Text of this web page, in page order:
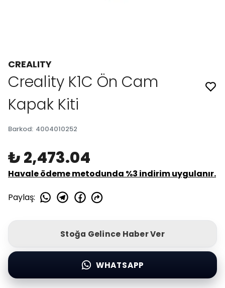
CREALITY
Creality K1C Ön Cam
Kapak Kiti
Barkod: 4004010252
₺ 2,473.04
Havale ödeme metodunda %3 indirim uygulanır.
Paylaş:
Stoğa Gelince Haber Ver
WHATSAPP